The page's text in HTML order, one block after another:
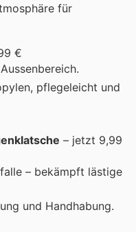
für
€
pflegeleicht und
– jetzt 9,99
– bekämpft lästige
und Handhabung.